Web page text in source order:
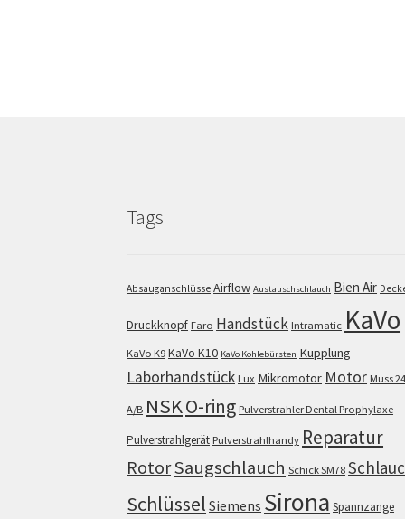
Tags
Absauganschlüsse Airflow Austauschschlauch Bien Air
Druckknopf Faro Handstück Intramatic KaVo
KaVo K9 KaVo K10 KaVo Kohlebürsten Kupplung
Laborhandstück Lux Mikromotor Motor Muss
A/B NSKO-ring Pulverstrahler Dental Prophylaxe
Pulverstrahlgerät Pulverstrahlhandy Reparatur
RotorSaugschlauch Schick SM78
Schlüssel Siemens Sirona Spannzange